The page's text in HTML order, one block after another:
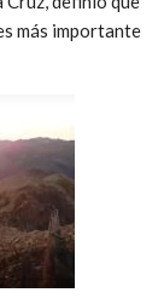
más importante